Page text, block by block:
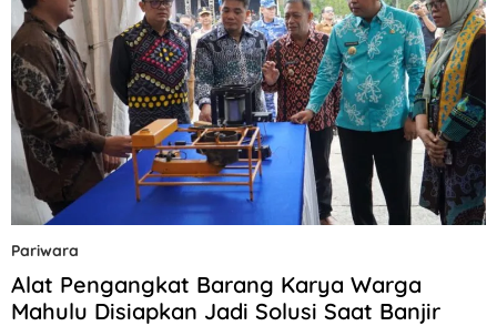
Pariwara
Alat Pengangkat Barang Karya Warga
Mahulu Disiapkan Jadi Solusi Saat Banjir